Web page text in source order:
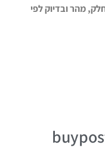
מהר ובדיוק לפי